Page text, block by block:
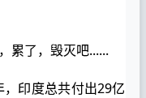
累了，毁灭吧......
印度总共付出29亿